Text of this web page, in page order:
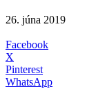
26. júna 2019
Facebook
X
Pinterest
WhatsApp